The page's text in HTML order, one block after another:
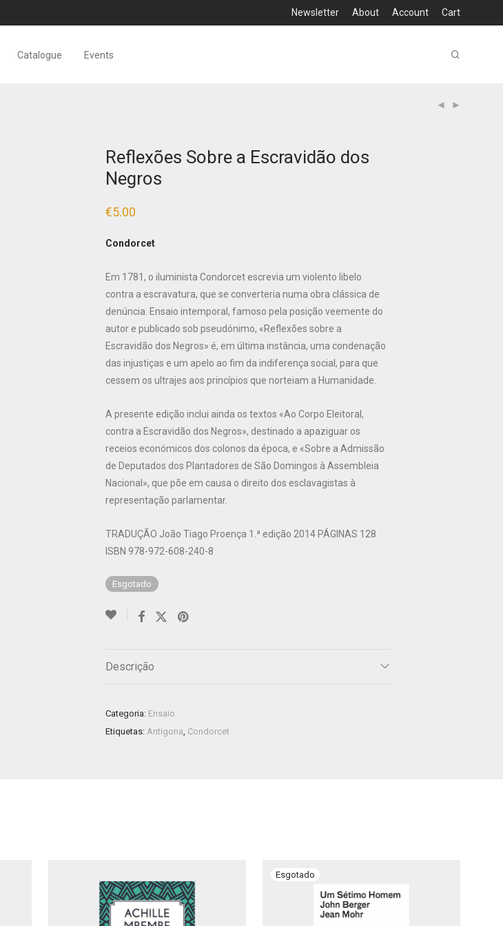
Newsletter About Account Cart
Catalogue Events
Reflexões Sobre a Escravidão dos
Negros
€5.00
Condorcet
Em 1781, o iluminista Condorcet escrevia um violento libelo
contra a escravatura, que se converteria numa obra clássica de
denúncia. Ensaio intemporal, famoso pela posição veemente do
autor e publicado sob pseudónimo, «Reflexões sobre a
Escravidão dos Negros» é, em última instância, uma condenação
das injustiças e um apelo ao fim da indiferença social, para que
cessem os ultrajes aos princípios que norteiam a Humanidade.
A presente edição inclui ainda os textos «Ao Corpo Eleitoral,
contra a Escravidão dos Negros», destinado a apaziguar os
receios económicos dos colonos da época, e «Sobre a Admissão
de Deputados dos Plantadores de São Domingos à Assembleia
Nacional», que põe em causa o direito dos esclavagistas à
representação parlamentar.
TRADUÇÃO João Tiago Proença 1.ª edição 2014 PÁGINAS 128
ISBN 978-972-608-240-8
Esgotado
Descrição
Categoria: Ensaio
Etiquetas: Antígona, Condorcet